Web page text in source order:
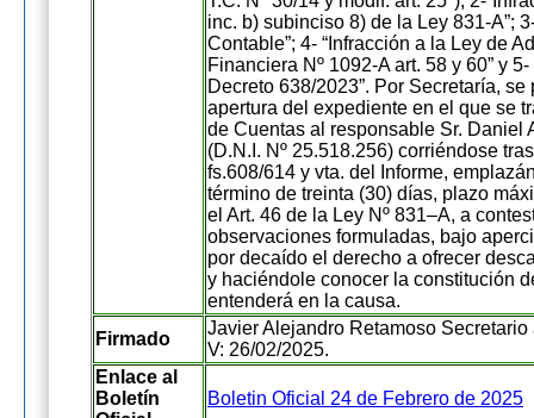
inc. b) subinciso 8) de la Ley 831-A”;
Contable”; 4- “Infracción a la Ley de
Financiera Nº 1092-A art. 58 y 60” y
Decreto 638/2023”. Por Secretaría, se
apertura del expediente en el que se
de Cuentas al responsable Sr. Daniel
(D.N.I. Nº 25.518.256) corriéndose
fs.608/614 y vta. del Informe,
término de treinta (30) días, plazo
el Art. 46 de la Ley Nº 831–A, a
observaciones formuladas, bajo
por decaído el derecho a ofrecer
y haciéndole conocer la constitución
entenderá en la causa.
Firmado
Javier Alejandro Retamoso Secretario
V: 26/02/2025.
Enlace al
Boletín
Boletin Oficial 24 de Febrero de 2025